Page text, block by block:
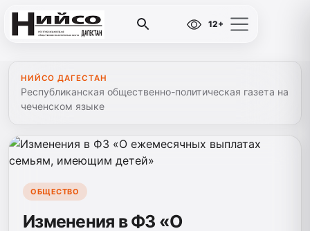
12+
НИЙСО ДАГЕСТАН
Республиканская общественно-политическая газета на
чеченском языке
ОБЩЕСТВО
Изменения в ФЗ «О